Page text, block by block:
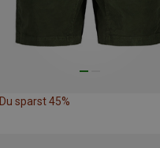
Du sparst 45%